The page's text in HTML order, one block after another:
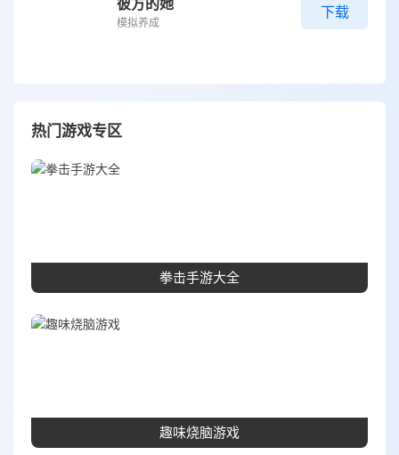
模拟养成
下载
热门游戏专区
拳击手游大全
趣味烧脑游戏